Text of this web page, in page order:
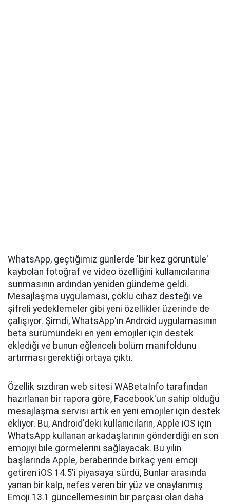
WhatsApp, geçtiğimiz günlerde 'bir kez görüntüle'
kaybolan fotoğraf ve video özelliğini kullanıcılarına
sunmasının ardından yeniden gündeme geldi.
Mesajlaşma uygulaması, çoklu cihaz desteği ve
şifreli yedeklemeler gibi yeni özellikler üzerinde de
çalışıyor. Şimdi, WhatsApp'ın Android uygulamasının
beta sürümündeki en yeni emojiler için destek
eklediği ve bunun eğlenceli bölüm manifoldunu
artırması gerektiği ortaya çıktı.
Özellik sızdıran web sitesi WABetaInfo tarafından
hazırlanan bir rapora göre, Facebook'un sahip olduğu
mesajlaşma servisi artık en yeni emojiler için destek
ekliyor. Bu, Android'deki kullanıcıların, Apple iOS için
WhatsApp kullanan arkadaşlarının gönderdiği en son
emojiyi bile görmelerini sağlayacak. Bu yılın
başlarında Apple, beraberinde birkaç yeni emoji
getiren iOS 14.5'i piyasaya sürdü, Bunlar arasında
yanan bir kalp, nefes veren bir yüz ve onaylanmış
Emoji 13.1 güncellemesinin bir parçası olan daha